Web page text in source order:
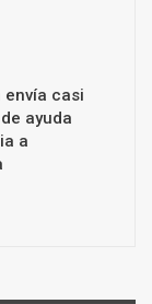
envía casi
ayuda
a